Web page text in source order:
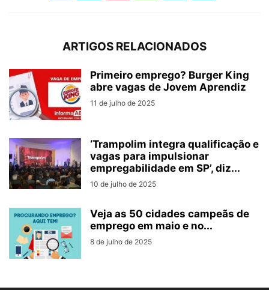
ARTIGOS RELACIONADOS
Primeiro emprego? Burger King
abre vagas de Jovem Aprendiz
11 de julho de 2025
‘Trampolim integra qualificação e
vagas para impulsionar
empregabilidade em SP’, diz...
10 de julho de 2025
Veja as 50 cidades campeãs de
emprego em maio e no...
8 de julho de 2025